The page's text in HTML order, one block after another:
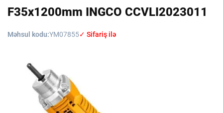
F35x1200mm INGCO CCVLI2023011
Məhsul kodu:YM07855✓ Sifariş ilə